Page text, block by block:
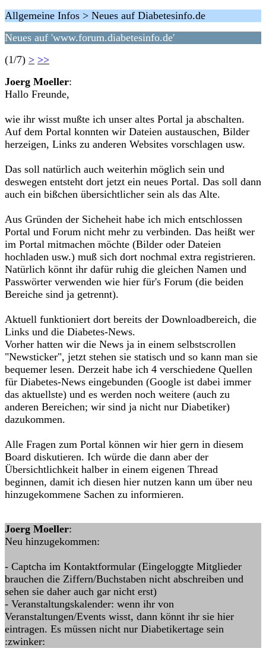
Allgemeine Infos > Neues auf Diabetesinfo.de
Neues auf 'www.forum.diabetesinfo.de'
(1/7) > >>
Joerg Moeller:
Hallo Freunde,
wie ihr wisst mußte ich unser altes Portal ja abschalten.
Auf dem Portal konnten wir Dateien austauschen, Bilder
herzeigen, Links zu anderen Websites vorschlagen usw.
Das soll natürlich auch weiterhin möglich sein und
deswegen entsteht dort jetzt ein neues Portal. Das soll dann
auch ein bißchen übersichtlicher sein als das Alte.
Aus Gründen der Sicheheit habe ich mich entschlossen
Portal und Forum nicht mehr zu verbinden. Das heißt wer
im Portal mitmachen möchte (Bilder oder Dateien
hochladen usw.) muß sich dort nochmal extra registrieren.
Natürlich könnt ihr dafür ruhig die gleichen Namen und
Passwörter verwenden wie hier für's Forum (die beiden
Bereiche sind ja getrennt).
Aktuell funktioniert dort bereits der Downloadbereich, die
Links und die Diabetes-News.
Vorher hatten wir die News ja in einem selbstscrollen
"Newsticker", jetzt stehen sie statisch und so kann man sie
bequemer lesen. Derzeit habe ich 4 verschiedene Quellen
für Diabetes-News eingebunden (Google ist dabei immer
das aktuellste) und es werden noch weitere (auch zu
anderen Bereichen; wir sind ja nicht nur Diabetiker)
dazukommen.
Alle Fragen zum Portal können wir hier gern in diesem
Board diskutieren. Ich würde die dann aber der
Übersichtlichkeit halber in einem eigenen Thread
beginnen, damit ich diesen hier nutzen kann um über neu
hinzugekommene Sachen zu informieren.
Joerg Moeller:
Neu hinzugekommen:
- Captcha im Kontaktformular (Eingeloggte Mitglieder
brauchen die Ziffern/Buchstaben nicht abschreiben und
sehen sie daher auch gar nicht erst)
- Veranstaltungskalender: wenn ihr von
Veranstaltungen/Events wisst, dann könnt ihr sie hier
eintragen. Es müssen nicht nur Diabetikertage sein
:zwinker: